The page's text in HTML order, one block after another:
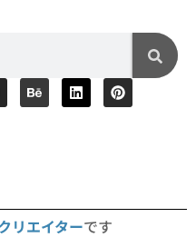
リエイターです